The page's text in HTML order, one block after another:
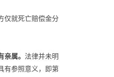
仅就死亡赔偿金分
属。 法律并未明
有参照意义，即第